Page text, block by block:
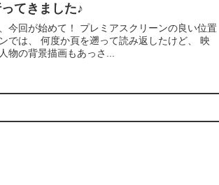
てきました♪
回が始めて！ プレミアスクリーンの良い位置
では、 何度か頁を遡って読み返したけど、 映
物の背景描画もあっさ...